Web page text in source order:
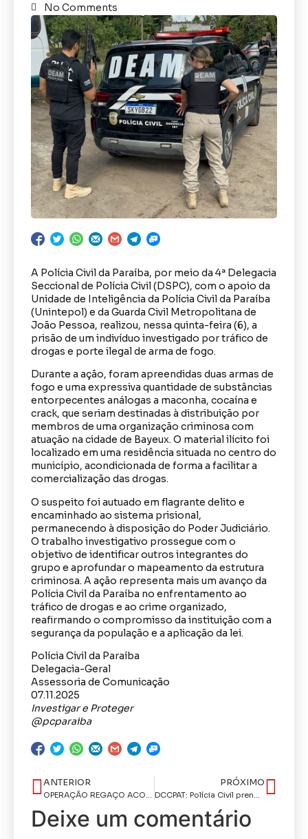
No Comments
A Polícia Civil da Paraíba, por meio da 4ª Delegacia
Seccional de Polícia Civil (DSPC), com o apoio da
Unidade de Inteligência da Polícia Civil da Paraíba
(Unintepol) e da Guarda Civil Metropolitana de
João Pessoa, realizou, nessa quinta-feira (6), a
prisão de um indivíduo investigado por tráfico de
drogas e porte ilegal de arma de fogo.
Durante a ação, foram apreendidas duas armas de
fogo e uma expressiva quantidade de substâncias
entorpecentes análogas a maconha, cocaína e
crack, que seriam destinadas à distribuição por
membros de uma organização criminosa com
atuação na cidade de Bayeux. O material ilícito foi
localizado em uma residência situada no centro do
município, acondicionada de forma a facilitar a
comercialização das drogas.
O suspeito foi autuado em flagrante delito e
encaminhado ao sistema prisional,
permanecendo à disposição do Poder Judiciário.
O trabalho investigativo prossegue com o
objetivo de identificar outros integrantes do
grupo e aprofundar o mapeamento da estrutura
criminosa. A ação representa mais um avanço da
Polícia Civil da Paraíba no enfrentamento ao
tráfico de drogas e ao crime organizado,
reafirmando o compromisso da instituição com a
segurança da população e a aplicação da lei.
Polícia Civil da Paraíba
Delegacia-Geral
Assessoria de Comunicação
07.11.2025
Investigar e Proteger
@pcparaiba
ANTERIOR
OPERAÇÃO REGAÇO ACOLHEDOR: Polícia Civil realiza ação contra homicídios e tráfico em Santa Rita
PRÓXIMO
DCCPAT: Polícia Civil prende em flagrante condômino que furtou apartamento de vizinho em João Pessoa
Deixe um comentário